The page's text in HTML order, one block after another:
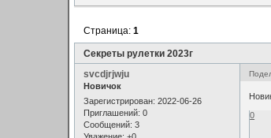
Секреты рулетки 2023г
Страница:1
svcdjrjwju
Новичок
Зарегистрирован: 2022-06-26
Приглашений: 0
Сообщений: 3
0